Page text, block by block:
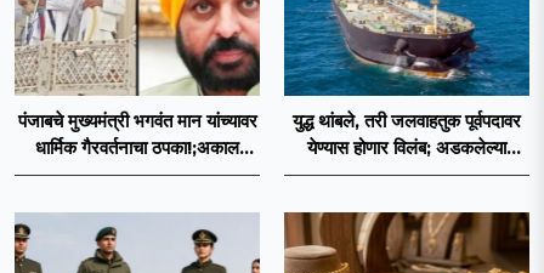
पंजाबचे मुख्यमंत्री भगवंत मान यांच्यावर
धार्मिक गैरवर्तनाचा ठपका!;अकाल
तख्ताच्या निर्णयाने मोठी खळबळ
युद्ध थांबले, तरी जलवाहतुक पूर्वपदावर
येण्यास होणार विलंब; अडकलेल्या
जहाजांना कराराच्या शाश्वततेची चिंता.